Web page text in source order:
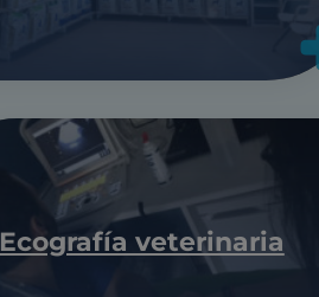
Ecografía veterinaria